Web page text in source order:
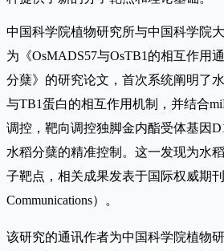
中国科学院植物研究所与中国科学院
为《OsMADS57与OsTB1的相互作用
分蘖》的研究论文，首次系统阐明了
与TB1蛋白的相互作用机制，并结合
调控，靶向调控独脚金内酯受体基因
水稻分蘖的精准控制。这一发现为水
子靶点，相关成果发表于国际权威期
Communications）。
该研究的通讯作者为中国科学院植物